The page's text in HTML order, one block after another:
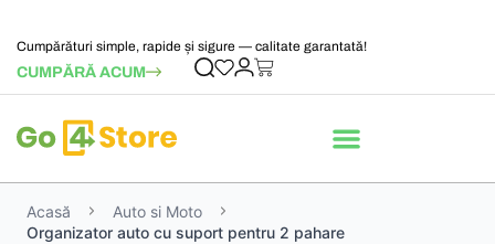
Cumpărături simple, rapide și sigure — calitate garantată!
CUMPĂRĂ ACUM
Acasă
Auto si Moto
Organizator auto cu suport pentru 2 pahare